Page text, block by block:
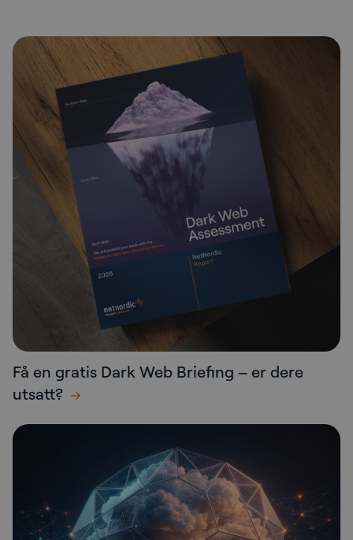
Få en gratis Dark Web Briefing – er dere
utsatt?